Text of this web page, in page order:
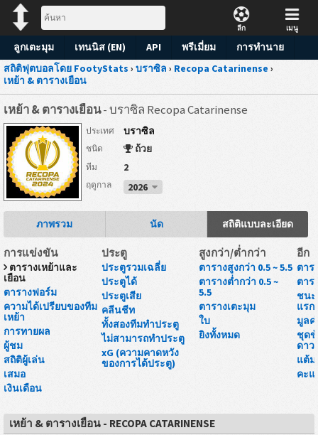
ลีก เมนู
ลูกเตะมุม เทนนิส (EN) API พรีเมี่ยม
การทำนาย
สถิติฟุตบอลโดย FootyStats › บราซิล › Recopa Catarinense ›
เหย้า & ตารางเยือน
เหย้า & ตารางเยือน- บราซิล Recopa Catarinense
ประเทศ บราซิล
ชนิด ถ้วย
ทีม 2
ฤดูกาล 2026
ภาพรวม นัด สถิติแบบละเอียด
การแข่งขัน
ตารางเหย้าและ
เยือน
ตารางฟอร์ม
ความได้เปรียบของทีม
เหย้า
การทายผล
ผู้ชม
สถิติผู้เล่น
เสมอ
เงินเดือน
ประตู
ประตูรวมเฉลี่ย
ประตูได้
ประตูเสีย
คลีนชีท
ทั้งสองทีมทำประตู
ไม่สามารถทำประตู
xG (ความคาดหวัง
ของการได้ประตู)
สูงกว่า/ต่ำกว่า
ตารางสูงกว่า 0.5 ~ 5.5
ตารางต่ำกว่า 0.5 ~
5.5
ตารางเตะมุม
ใบ
ยิงทั้งหมด
อีก
ตาร
ตาร
ชนะ
แรก
มูลค่
ชุด
ดาว
แต้ม
คะ
เหย้า & ตารางเยือน - RECOPA CATARINENSE